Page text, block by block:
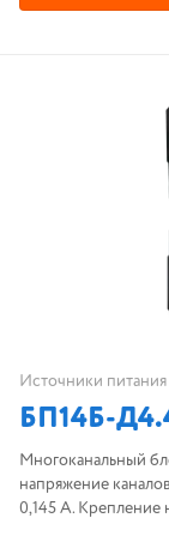
Источники
БП14Б-
Многоканальный
напряжение
0,145 А. Крепление